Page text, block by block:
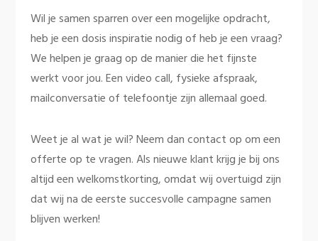
Wil je samen sparren over een mogelijke opdracht,
heb je een dosis inspiratie nodig of heb je een vraag?
We helpen je graag op de manier die het fijnste
werkt voor jou. Een video call, fysieke afspraak,
mailconversatie of telefoontje zijn allemaal goed.
Weet je al wat je wil? Neem dan contact op om een
offerte op te vragen. Als nieuwe klant krijg je bij ons
altijd een welkomstkorting, omdat wij overtuigd zijn
dat wij na de eerste succesvolle campagne samen
blijven werken!